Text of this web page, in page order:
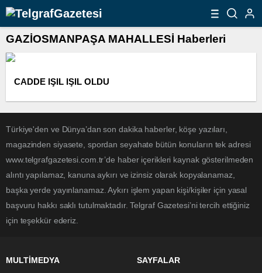
GAZİOSMANPAŞA MAHALLESİ Haberleri
CADDE IŞIL IŞIL OLDU
Türkiye'den ve Dünya’dan son dakika haberler, köşe yazıları,
magazinden siyasete, spordan seyahate bütün konuların tek adresi
www.telgrafgazetesi.com.tr’de haber içerikleri kaynak gösterilmeden
alıntı yapılamaz, kanuna aykırı ve izinsiz olarak kopyalanamaz,
başka yerde yayınlanamaz. Aykırı işlem yapan kişi/kişiler için yasal
başvuru hakkı saklı tutulmaktadır. Telgraf Gazetesi’ni tercih ettiğiniz
için teşekkür ederiz.
MULTİMEDYA
SAYFALAR